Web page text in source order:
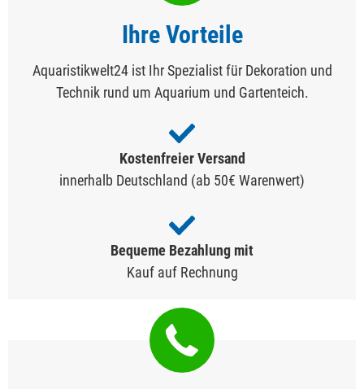
Ihre Vorteile
Aquaristikwelt24 ist Ihr Spezialist für Dekoration und
Technik rund um Aquarium und Gartenteich.
Kostenfreier Versand
innerhalb Deutschland (ab 50€ Warenwert)
Bequeme Bezahlung mit
Kauf auf Rechnung